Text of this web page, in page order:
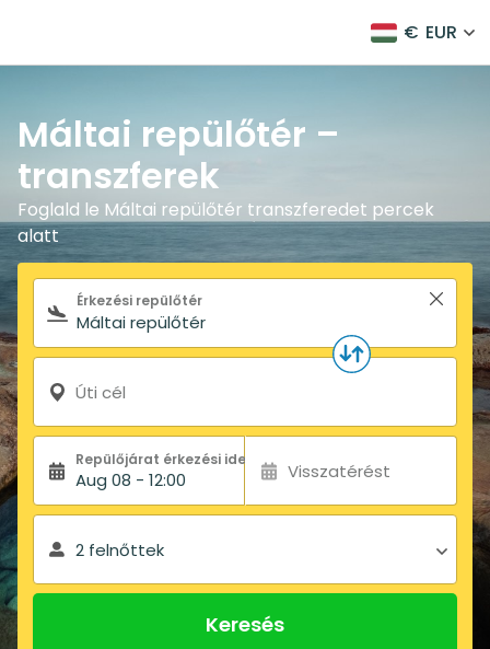
€ EUR
Máltai repülőtér –
transzferek
Foglald le Máltai repülőtér transzferedet percek
alatt
Keresőűrlap
Érkezési repülőtér
Úti cél
Aug 08 - 12:00 Visszatérést
2 felnőttek
Keresés